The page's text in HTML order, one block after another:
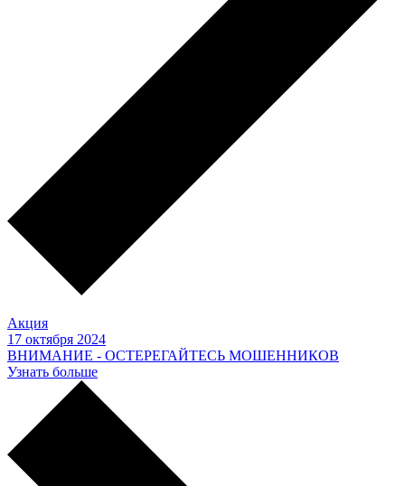
Акция
17 октября 2024
ВНИМАНИЕ - ОСТЕРЕГАЙТЕСЬ МОШЕННИКОВ
Узнать больше